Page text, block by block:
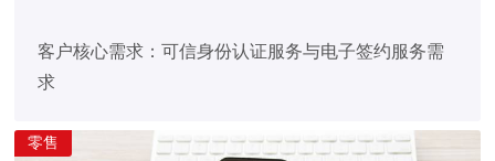
客户核心需求：可信身份认证服务与电子签约服务需
求
零售